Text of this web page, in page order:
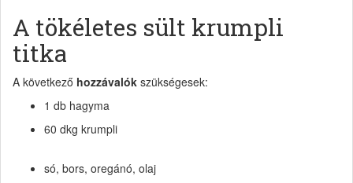
A tökéletes sült krumpli
titka
A következő hozzávalók szükségesek:
1 db hagyma
60 dkg krumpli
só, bors, oregánó, olaj